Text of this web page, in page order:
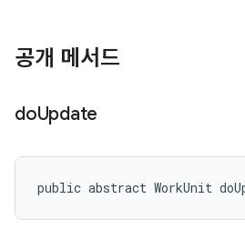
공개 메서드
doUpdate
public abstract WorkUnit